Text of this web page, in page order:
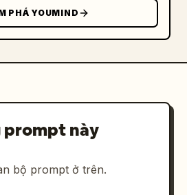
PHÁ YOUMIND
prompt này
bộ prompt ở trên.